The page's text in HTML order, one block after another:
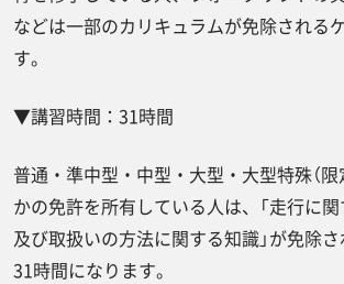
などは一部のカリキュラムが免除される
す。
▼講習時間：31時間
普通・準中型・中型・大型・大型特殊（限
かの免許を所有している人は、「走行に
及び取扱いの方法に関する知識」が免除
31時間になります。